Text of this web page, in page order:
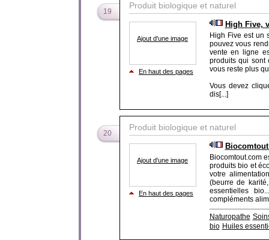
19
Produit biologique et naturel
Ajout d'une image
En haut des pages
High Five,
High Five est un
pouvez vous
vente en ligne
produits qui sont
vous reste plus
Vous devez
dis[...]
20
Produit biologique et naturel
Ajout d'une image
En haut des pages
Biocomtout.com
produits bio et
votre
(beurre de
essentielles
compléments
Naturopathe
bio Huiles